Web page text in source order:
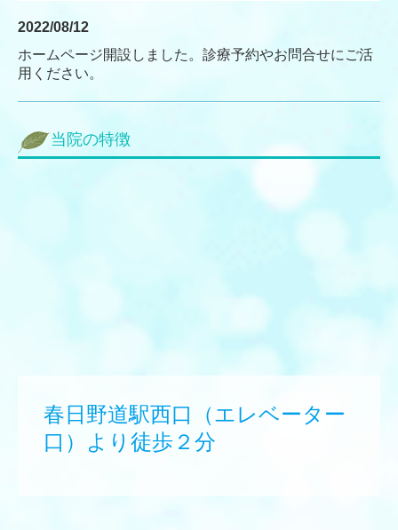
2022/08/12
ホームページ開設しました。診療予約やお問合せにご活
用ください。
当院の特徴
春日野道駅西口（エレベーター
口）より徒歩２分